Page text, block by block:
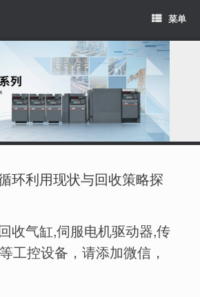
菜单
环利用现状与回收策略探
收气缸,伺服电机驱动器,传
工控设备，请添加微信，